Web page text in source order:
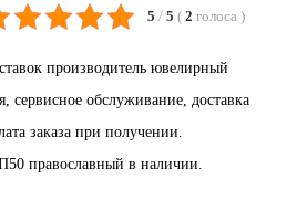
5 / 5 ( 2 голоса )
производитель ювелирный
сервисное обслуживание, доставка
заказа при получении.
православный в наличии.